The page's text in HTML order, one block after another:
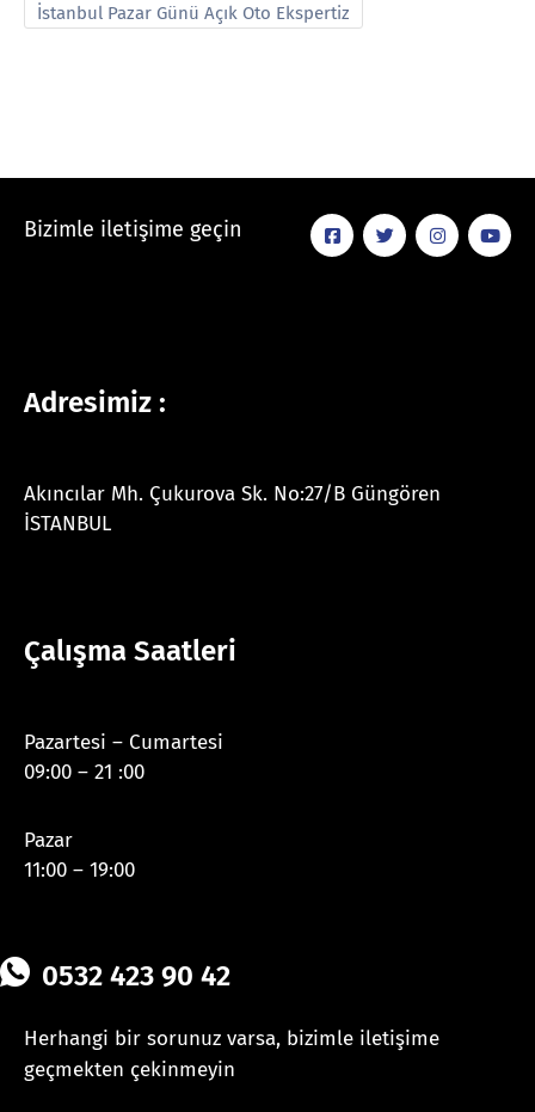
İstanbul Pazar Günü Açık Oto Ekspertiz
Bizimle iletişime geçin
Adresimiz :
Akıncılar Mh. Çukurova Sk. No:27/B Güngören
İSTANBUL
Çalışma Saatleri
Pazartesi – Cumartesi
09:00 – 21 :00
Pazar
11:00 – 19:00
0532 423 90 42
Herhangi bir sorunuz varsa, bizimle iletişime
geçmekten çekinmeyin